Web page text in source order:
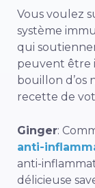
Vous voulez
système
qui
peuvent être
bouillon d’os
recette de
Ginger:
anti-
anti-
délicieuse